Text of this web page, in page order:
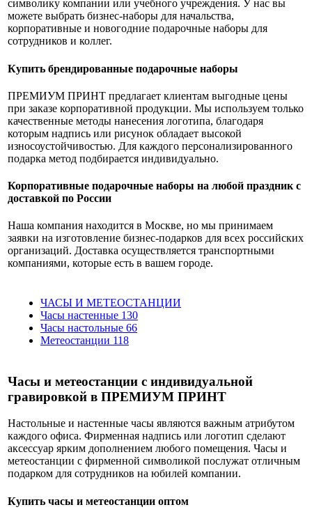
символику компании или учебного учреждения. У нас вы
можете выбрать бизнес-наборы для начальства,
корпоративные и новогодние подарочные наборы для
сотрудников и коллег.
Купить брендированные подарочные наборы
ПРЕМИУМ ПРИНТ предлагает клиентам выгодные цены
при заказе корпоративной продукции. Мы используем только
качественные методы нанесения логотипа, благодаря
которым надпись или рисунок обладает высокой
износоустойчивостью. Для каждого персонализированного
подарка метод подбирается индивидуально.
Корпоративные подарочные наборы на любой праздник с
доставкой по России
Наша компания находится в Москве, но мы принимаем
заявки на изготовление бизнес-подарков для всех российских
организаций. Доставка осуществляется транспортными
компаниями, которые есть в вашем городе.
ЧАСЫ И МЕТЕОСТАНЦИИ
Часы настенные 130
Часы настольные 66
Метеостанции 118
Часы и метеостанции с индивидуальной
гравировкой в ПРЕМИУМ ПРИНТ
Настольные и настенные часы являются важным атрибутом
каждого офиса. Фирменная надпись или логотип сделают
аксессуар ярким дополнением любого помещения. Часы и
метеостанции с фирменной символикой послужат отличным
подарком для сотрудников на юбилей компании.
Купить часы и метеостанции оптом